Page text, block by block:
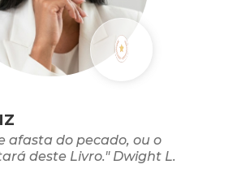
afasta do pecado, ou o
deste Livro." Dwight L.